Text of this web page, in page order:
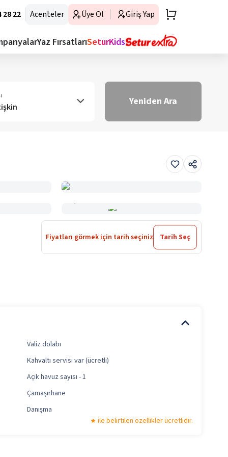
28 22 Acenteler Üye Ol Giriş Yap
Yaz FırsatlarıSeturKids
Yeniden Ara
Fiyatları görmek için tarih seçiniz Tarih Seç
Valiz dolabı
Kahvaltı servisi var (ücretli)
Açık havuz sayısı - 1
Çamaşırhane
Danışma
ile belirtilen özellikler ücretlidir.